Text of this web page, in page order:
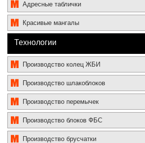
Адресные таблички
Красивые мангалы
Технологии
Производство колец ЖБИ
Производство шлакоблоков
Производство перемычек
Производство блоков ФБС
Производство брусчатки